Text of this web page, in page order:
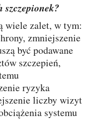
szczepionek?
zmniejszenie
być podawane
szczepień,
ryzyka
liczby wizyt
systemu